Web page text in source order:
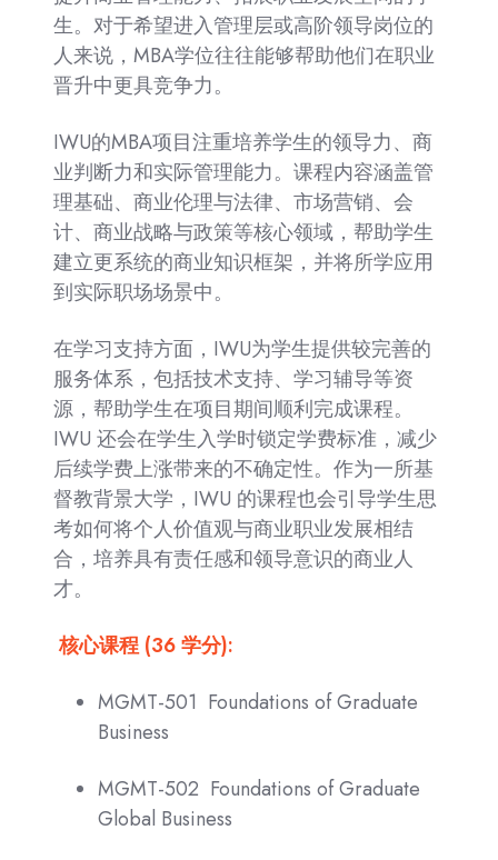
生。对于希望进入管理层或高阶领导岗位的
人来说，MBA学位往往能够帮助他们在职业
晋升中更具竞争力。
IWU的MBA项目注重培养学生的领导力、商
业判断力和实际管理能力。课程内容涵盖管
理基础、商业伦理与法律、市场营销、会
计、商业战略与政策等核心领域，帮助学生
建立更系统的商业知识框架，并将所学应用
到实际职场场景中。
在学习支持方面，IWU为学生提供较完善的
服务体系，包括技术支持、学习辅导等资
源，帮助学生在项目期间顺利完成课程。
IWU 还会在学生入学时锁定学费标准，减少
后续学费上涨带来的不确定性。作为一所基
督教背景大学，IWU 的课程也会引导学生思
考如何将个人价值观与商业职业发展相结
合，培养具有责任感和领导意识的商业人
才。
核心课程 (36 学分):
MGMT-501 Foundations of Graduate
Business
MGMT-502 Foundations of Graduate
Global Business